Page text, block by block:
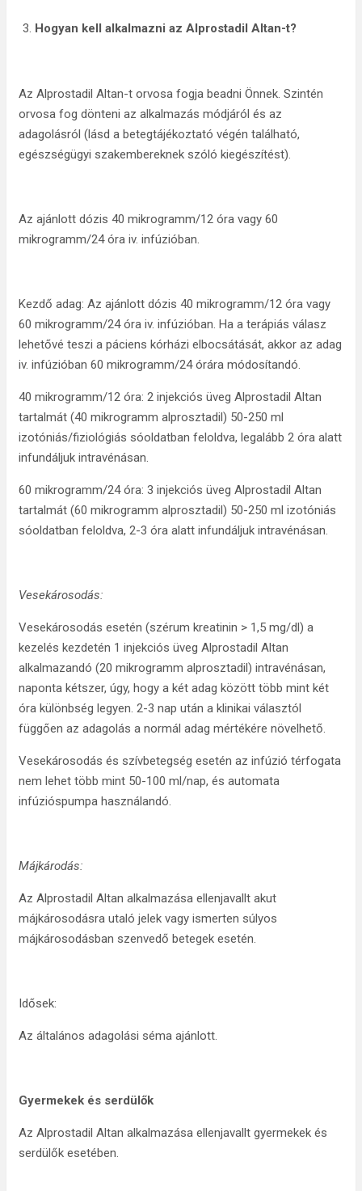
Hogyan kell alkalmazni az Alprostadil Altan-t?
Az Alprostadil Altan-t orvosa fogja beadni Önnek. Szintén
orvosa fog dönteni az alkalmazás módjáról és az
adagolásról (lásd a betegtájékoztató végén található,
egészségügyi szakembereknek szóló kiegészítést).
Az ajánlott dózis 40 mikrogramm/12 óra vagy 60
mikrogramm/24 óra iv. infúzióban.
Kezdő adag: Az ajánlott dózis 40 mikrogramm/12 óra vagy
60 mikrogramm/24 óra iv. infúzióban. Ha a terápiás válasz
lehetővé teszi a páciens kórházi elbocsátását, akkor az adag
iv. infúzióban 60 mikrogramm/24 órára módosítandó.
40 mikrogramm/12 óra: 2 injekciós üveg Alprostadil Altan
tartalmát (40 mikrogramm alprosztadil) 50-250 ml
izotóniás/fiziológiás sóoldatban feloldva, legalább 2 óra alatt
infundáljuk intravénásan.
60 mikrogramm/24 óra: 3 injekciós üveg Alprostadil Altan
tartalmát (60 mikrogramm alprosztadil) 50-250 ml izotóniás
sóoldatban feloldva, 2-3 óra alatt infundáljuk intravénásan.
Vesekárosodás:
Vesekárosodás esetén (szérum kreatinin > 1,5 mg/dl) a
kezelés kezdetén 1 injekciós üveg Alprostadil Altan
alkalmazandó (20 mikrogramm alprosztadil) intravénásan,
naponta kétszer, úgy, hogy a két adag között több mint két
óra különbség legyen. 2-3 nap után a klinikai választól
függően az adagolás a normál adag mértékére növelhető.
Vesekárosodás és szívbetegség esetén az infúzió térfogata
nem lehet több mint 50-100 ml/nap, és automata
infúzióspumpa használandó.
Májkárodás:
Az Alprostadil Altan alkalmazása ellenjavallt akut
májkárosodásra utaló jelek vagy ismerten súlyos
májkárosodásban szenvedő betegek esetén.
Idősek:
Az általános adagolási séma ajánlott.
Gyermekek és serdülők
Az Alprostadil Altan alkalmazása ellenjavallt gyermekek és
serdülők esetében.